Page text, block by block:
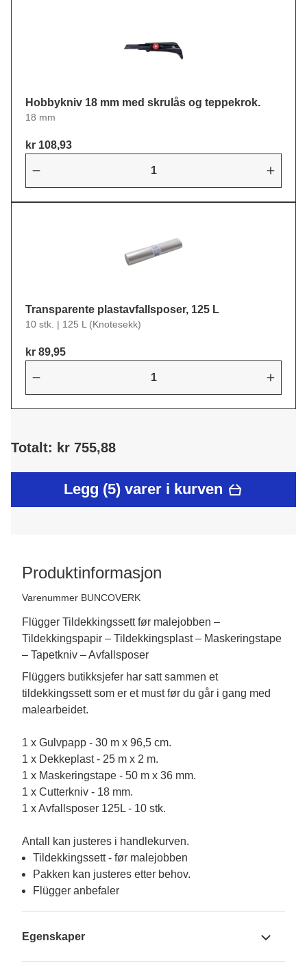
Hobbykniv 18 mm med skrulås og teppekrok.
18 mm
kr 108,93
Transparente plastavfallsposer, 125 L
10 stk. | 125 L (Knotesekk)
kr 89,95
Totalt: kr 755,88
Legg (5) varer i kurven
Produktinformasjon
Varenummer BUNCOVERK
Flügger Tildekkingssett før malejobben –
Tildekkingspapir – Tildekkingsplast – Maskeringstape
– Tapetkniv – Avfallsposer
Flüggers butikksjefer har satt sammen et
tildekkingssett som er et must før du går i gang med
malearbeidet.
1 x Gulvpapp - 30 m x 96,5 cm.
1 x Dekkeplast - 25 m x 2 m.
1 x Maskeringstape - 50 m x 36 mm.
1 x Cutterkniv - 18 mm.
1 x Avfallsposer 125L - 10 stk.
Antall kan justeres i handlekurven.
Tildekkingssett - før malejobben
Pakken kan justeres etter behov.
Flügger anbefaler
Egenskaper